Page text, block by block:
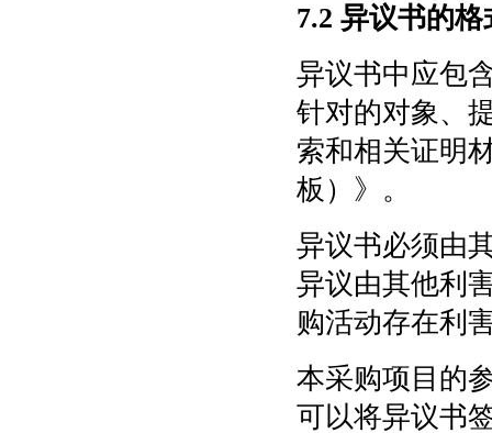
7.2 异议书的
异议书中应包
针对的对象、
索和相关证明
板）》。
异议书必须由
异议由其他利
购活动存在利
本采购项目的
可以将异议书